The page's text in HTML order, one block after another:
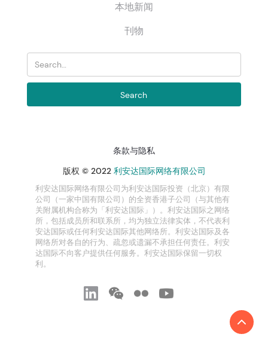
本地新闻
刊物
条款与隐私
版权 © 2022 利安达国际网络有限公司
利安达国际网络有限公司为利安达国际投资（北京）有限
公司（一家中国有限公司）的全资香港子公司（与其他有
关附属机构合称为「利安达国际」）。利安达国际之网络
所，包括成员所和联系所，均为独立法律实体，不代表利
安达国际或任何利安达国际其他网络所。利安达国际及各
网络所对各自的行为、疏忽或遗漏不承担任何责任。利安
达国际不向客户提供任何服务。利安达国际保留一切权
利。